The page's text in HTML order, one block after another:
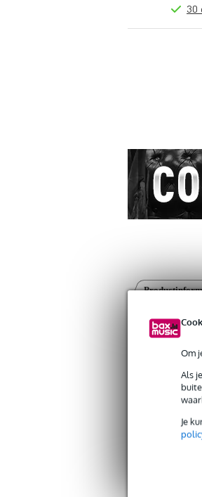
Om
Als
Je
30
Daddario
Artikelnr:ABM-
Bax
Op dit
zijn